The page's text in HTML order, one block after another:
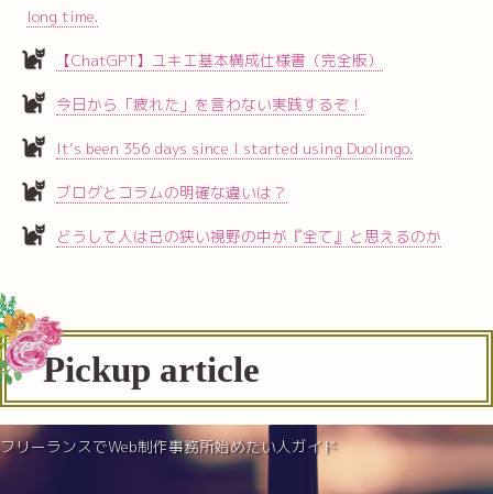
long time.
【ChatGPT】ユキエ基本構成仕様書（完全版）
今日から「疲れた」を言わない実践するぞ！
It’s been 356 days since I started using Duolingo.
ブログとコラムの明確な違いは？
どうして人は己の狭い視野の中が『全て』と思えるのか
Pickup article
フリーランスでWeb制作事務所始めたい人ガイド